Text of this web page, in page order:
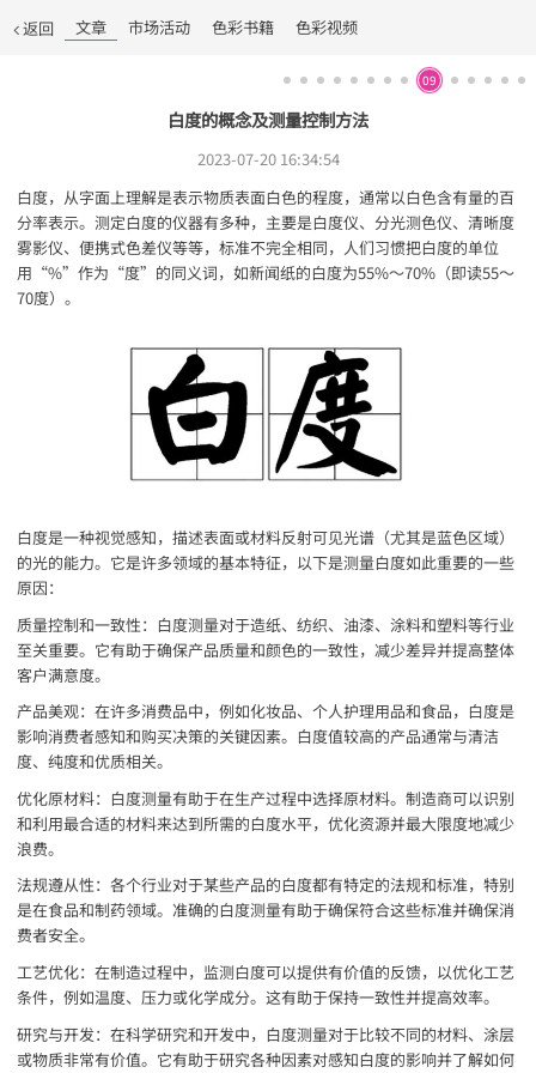
返回 文章 市场活动 色彩书籍 色彩视频
09
白度的概念及测量控制方法
2023-07-20 16:34:54
白度，从字面上理解是表示物质表面白色的程度，通常以白色含有量的百
分率表示。测定白度的仪器有多种，主要是白度仪、分光测色仪、清晰度
雾影仪、便携式色差仪等等，标准不完全相同，人们习惯把白度的单位
用“%”作为“度”的同义词，如新闻纸的白度为55%～70%（即读55～
70度）。
白度是一种视觉感知，描述表面或材料反射可见光谱（尤其是蓝色区域）
的光的能力。它是许多领域的基本特征，以下是测量白度如此重要的一些
原因：
质量控制和一致性：白度测量对于造纸、纺织、油漆、涂料和塑料等行业
至关重要。它有助于确保产品质量和颜色的一致性，减少差异并提高整体
客户满意度。
产品美观：在许多消费品中，例如化妆品、个人护理用品和食品，白度是
影响消费者感知和购买决策的关键因素。白度值较高的产品通常与清洁
度、纯度和优质相关。
优化原材料：白度测量有助于在生产过程中选择原材料。制造商可以识别
和利用最合适的材料来达到所需的白度水平，优化资源并最大限度地减少
浪费。
法规遵从性：各个行业对于某些产品的白度都有特定的法规和标准，特别
是在食品和制药领域。准确的白度测量有助于确保符合这些标准并确保消
费者安全。
工艺优化：在制造过程中，监测白度可以提供有价值的反馈，以优化工艺
条件，例如温度、压力或化学成分。这有助于保持一致性并提高效率。
研究与开发：在科学研究和开发中，白度测量对于比较不同的材料、涂层
或物质非常有价值。它有助于研究各种因素对感知白度的影响并了解如何